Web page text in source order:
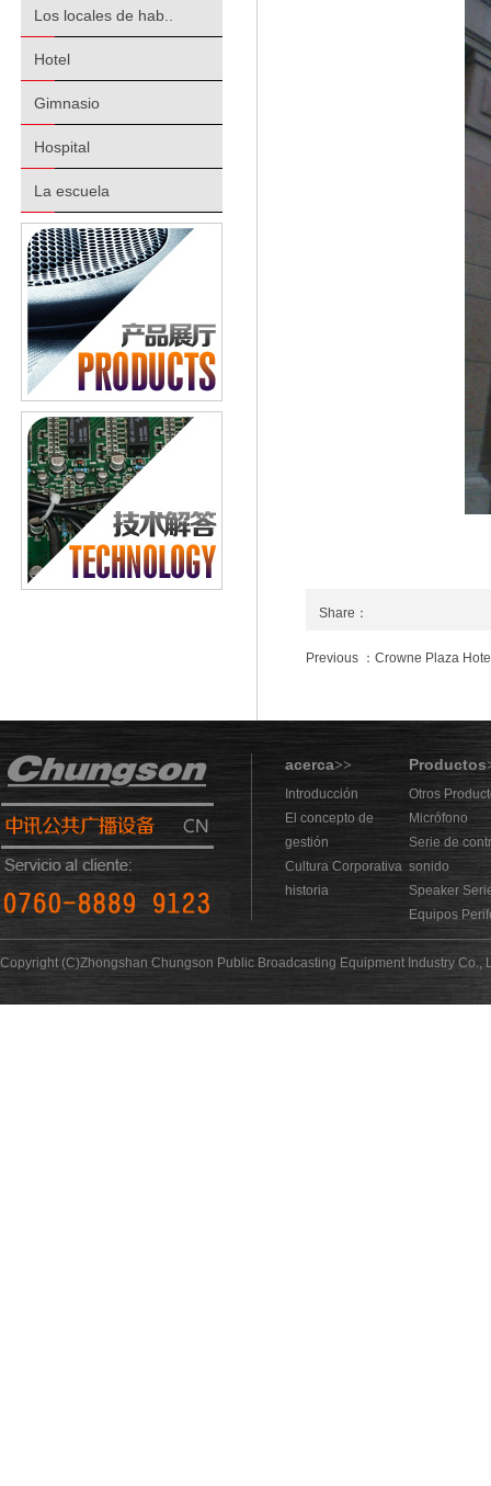
Los locales de hab..
Hotel
Gimnasio
Hospital
La escuela
Share：
Previous ：Crowne Plaza
acerca>> Productos
Introducción
El concepto de
gestión
Cultura Corporativa
historia
Otros
Micrófono
Serie de
sonido
Speaker
Equipos
Copyright (C)Zhongshan Chungson Public Broadcasting Equipment Industry